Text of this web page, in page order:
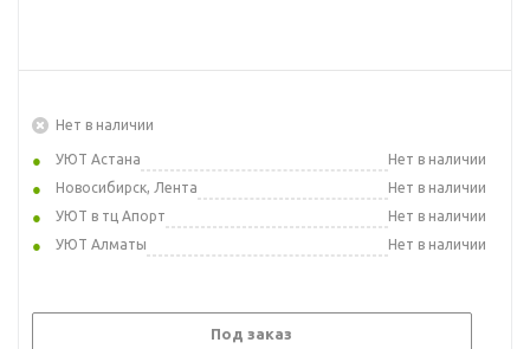
Нет в наличии
УЮТ Астана
Нет в наличии
Новосибирск, Лента
Нет в наличии
УЮТ в тц Апорт
Нет в наличии
УЮТ Алматы
Нет в наличии
Под заказ